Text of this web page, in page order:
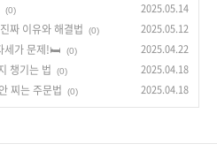
(0) 2025.05.14
짜 이유와 해결법 (0) 2025.05.12
세가 문제!🛏 (0) 2025.04.22
챙기는 법 (0) 2025.04.18
찌는 주문법 (0) 2025.04.18